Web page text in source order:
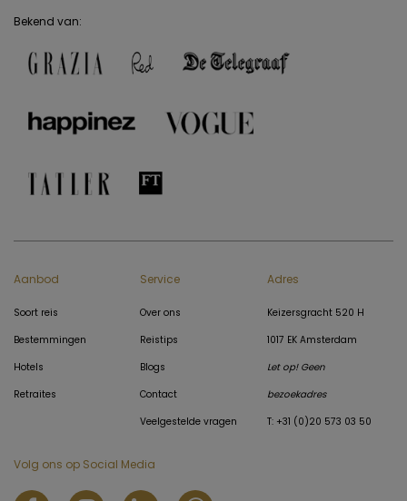
Bekend van:
Aanbod
Soort reis
Bestemmingen
Hotels
Retraites
Service
Over ons
Reistips
Blogs
Contact
Veelgestelde vragen
Adres
Keizersgracht 520 H
1017 EK Amsterdam
Let op! Geen
bezoekadres
T: +31 (0)20 573 03 50
Volg ons op Social Media